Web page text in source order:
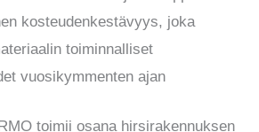
kosteudenkestävyys, joka
toiminnalliset
vuosikymmenten ajan
toimii osana hirsirakennuksen